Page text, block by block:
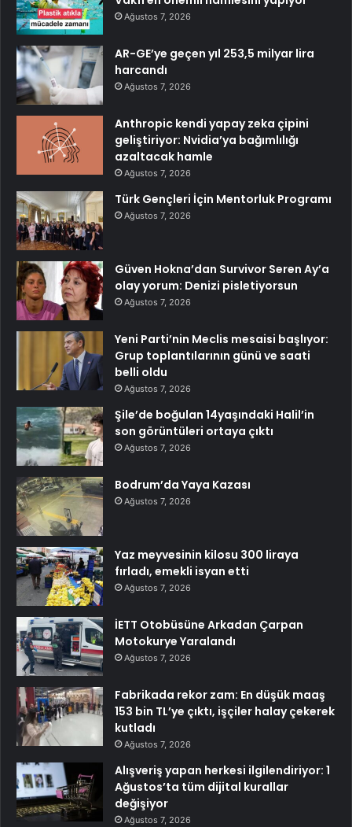
Ağustos 7, 2026
AR-GE’ye geçen yıl 253,5 milyar lira
harcandı
Ağustos 7, 2026
Anthropic kendi yapay zeka çipini
geliştiriyor: Nvidia’ya bağımlılığı
azaltacak hamle
Ağustos 7, 2026
Türk Gençleri İçin Mentorluk Programı
Ağustos 7, 2026
Güven Hokna’dan Survivor Seren Ay’a
olay yorum: Denizi pisletiyorsun
Ağustos 7, 2026
Yeni Parti’nin Meclis mesaisi başlıyor:
Grup toplantılarının günü ve saati
belli oldu
Ağustos 7, 2026
Şile’de boğulan 14yaşındaki Halil’in
son görüntüleri ortaya çıktı
Ağustos 7, 2026
Bodrum’da Yaya Kazası
Ağustos 7, 2026
Yaz meyvesinin kilosu 300 liraya
fırladı, emekli isyan etti
Ağustos 7, 2026
İETT Otobüsüne Arkadan Çarpan
Motokurye Yaralandı
Ağustos 7, 2026
Fabrikada rekor zam: En düşük maaş
153 bin TL’ye çıktı, işçiler halay çekerek
kutladı
Ağustos 7, 2026
Alışveriş yapan herkesi ilgilendiriyor: 1
Ağustos’ta tüm dijital kurallar
değişiyor
Ağustos 7, 2026